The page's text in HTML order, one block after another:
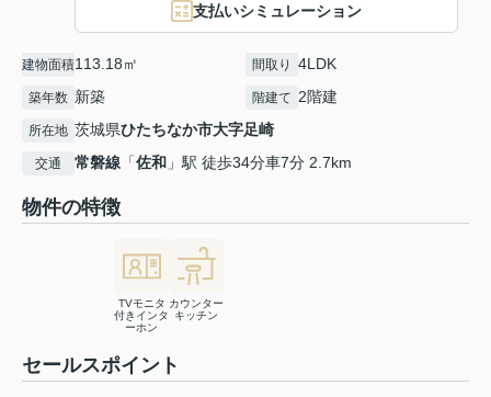
支払いシミュレーション
建物面積113.18㎡ 間取り 4LDK
築年数 新築 階建て 2階建
所在地 茨城県ひたちなか市大字足崎
交通 常磐線 「佐和 」駅 徒歩34分車7分 2.7km
物件の特徴
TVモニタ
付きインタ
ーホン
カウンター
キッチン
セールスポイント